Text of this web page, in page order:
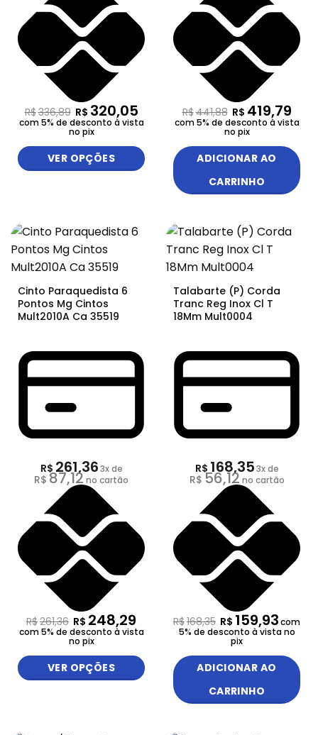
R$336,89 R$ 320,05
com 5% de desconto à vista
no pix
VER OPÇÕES
R$441,88 R$ 419,79
com 5% de desconto à vista
no pix
ADICIONAR AO
CARRINHO
Cinto Paraquedista 6
Pontos Mg Cintos
Mult2010A Ca 35519
R$ 261,363x de
R$ 87,12 no cartão
R$261,36 R$ 248,29
com 5% de desconto à vista
no pix
VER OPÇÕES
Talabarte (P) Corda
Tranc Reg Inox Cl T
18Mm Mult0004
R$ 168,353x de
R$56,12 no cartão
R$168,35 R$ 159,93com
5% de desconto à vista no
pix
ADICIONAR AO
CARRINHO